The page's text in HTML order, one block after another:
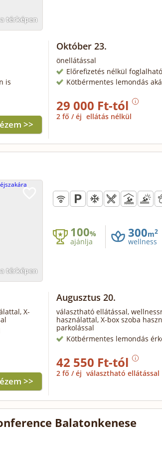
térképen
is
>>
Október 23.
önellátással
Előrefizetés nélkül foglalható
Kötbérmentes lemondás
29 000 Ft-tól
2 fő / éj ellátás nélkül
térképen
100%
ajánlja
300m2
wellness
X-
>>
Augusztus 20.
választható ellátással,
használattal, X-box szoba
parkolással
Kötbérmentes lemondás
42 550 Ft-tól
2 fő / éj választható ellátással
Balatonkenese